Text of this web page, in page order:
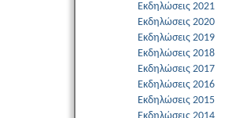
Εκδηλώσεις 2021
Εκδηλώσεις 2020
Εκδηλώσεις 2019
Εκδηλώσεις 2018
Εκδηλώσεις 2017
Εκδηλώσεις 2016
Εκδηλώσεις 2015